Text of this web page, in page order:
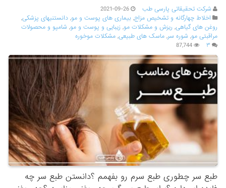
شرکت تحقیقاتی پارسی طب
2021-09-26
اخلاط چهارگانه و تشخیص مزاج,بیماری های پوست و مو,دانستنیهای پزشکی,
روغن های گیاهی,ریزش و مشکلات مو,زیبایی و پوست و مو,شامپو و محصولات
مراقبتی مو,شوره سر,ماسک های طبیعی,مشکلات موخوره
۳
87,744
طبع سر چطوری طبع سرم رو بفهمم ؟دانستن طبع سر چه